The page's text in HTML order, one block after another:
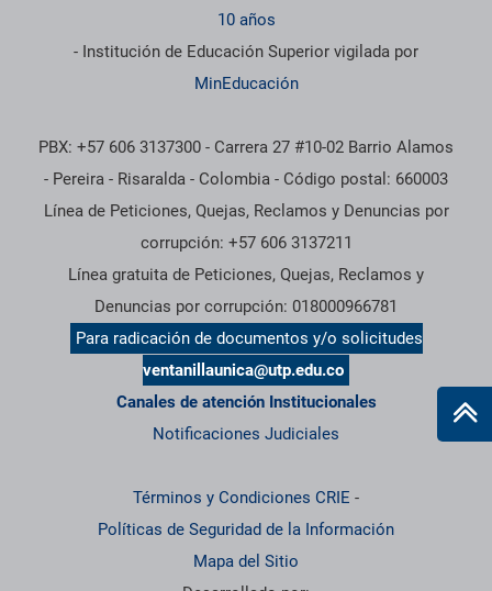
10 años
- Institución de Educación Superior vigilada por
MinEducación
PBX: +57 606 3137300 - Carrera 27 #10-02 Barrio Alamos
- Pereira - Risaralda - Colombia - Código postal: 660003
Línea de Peticiones, Quejas, Reclamos y Denuncias por
corrupción: +57 606 3137211
Línea gratuita de Peticiones, Quejas, Reclamos y
Denuncias por corrupción: 018000966781
Para radicación de documentos y/o solicitudes
ventanillaunica@utp.edu.co
Canales de atención Institucionales
Notificaciones Judiciales
Términos y Condiciones CRIE -
Políticas de Seguridad de la Información
Mapa del Sitio